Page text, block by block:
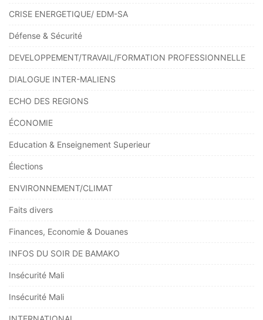
CRISE ENERGETIQUE/ EDM-SA
Défense & Sécurité
DEVELOPPEMENT/TRAVAIL/FORMATION PROFESSIONNELLE
DIALOGUE INTER-MALIENS
ECHO DES REGIONS
ÉCONOMIE
Education & Enseignement Superieur
Élections
ENVIRONNEMENT/CLIMAT
Faits divers
Finances, Economie & Douanes
INFOS DU SOIR DE BAMAKO
Insécurité Mali
Insécurité Mali